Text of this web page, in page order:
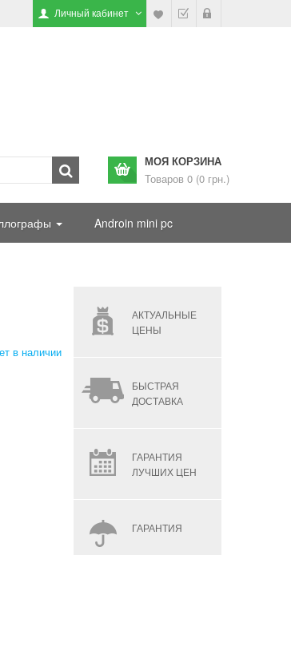
Личный кабинет
МОЯ КОРЗИНА
Товаров 0 (0 грн.)
Androin mini pc
в наличии
АКТУАЛЬНЫЕ
ЦЕНЫ
БЫСТРАЯ
ДОСТАВКА
ГАРАНТИЯ
ЛУЧШИХ ЦЕН
ГАРАНТИЯ